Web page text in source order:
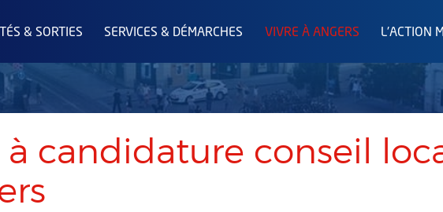
& SORTIES SERVICES & DÉMARCHES VIVRE À ANGERS L'ACTION
candidature conseil